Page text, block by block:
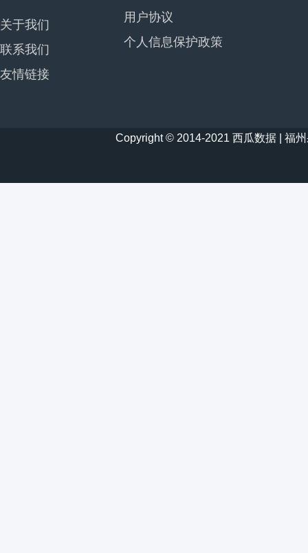
关于我们
联系我们
友情链接
用户协议
个人信息保护政策
Copyright © 2014-2021 西瓜数据 | 福